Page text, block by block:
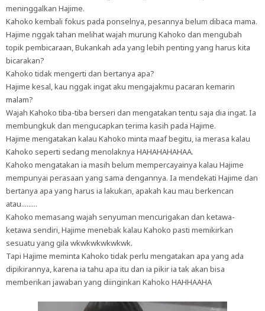
meninggalkan Hajime.
Kahoko kembali fokus pada ponselnya, pesannya belum dibaca mama.
Hajime nggak tahan melihat wajah murung Kahoko dan mengubah
topik pembicaraan, Bukankah ada yang lebih penting yang harus kita
bicarakan?
Kahoko tidak mengerti dan bertanya apa?
Hajime kesal, kau nggak ingat aku mengajakmu pacaran kemarin
malam?
Wajah Kahoko tiba-tiba berseri dan mengatakan tentu saja dia ingat. Ia
membungkuk dan mengucapkan terima kasih pada Hajime.
Hajime mengatakan kalau Kahoko minta maaf begitu, ia merasa kalau
Kahoko seperti sedang menolaknya HAHAHAHAHAA.
Kahoko mengatakan ia masih belum mempercayainya kalau Hajime
mempunyai perasaan yang sama dengannya. Ia mendekati Hajime dan
bertanya apa yang harus ia lakukan, apakah kau mau berkencan
atau.........
Kahoko memasang wajah senyuman mencurigakan dan ketawa-
ketawa sendiri, Hajime menebak kalau Kahoko pasti memikirkan
sesuatu yang gila wkwkwkwkwkwk.
Tapi Hajime meminta Kahoko tidak perlu mengatakan apa yang ada
dipikirannya, karena ia tahu apa itu dan ia pikir ia tak akan bisa
memberikan jawaban yang diinginkan Kahoko HAHHAAHA